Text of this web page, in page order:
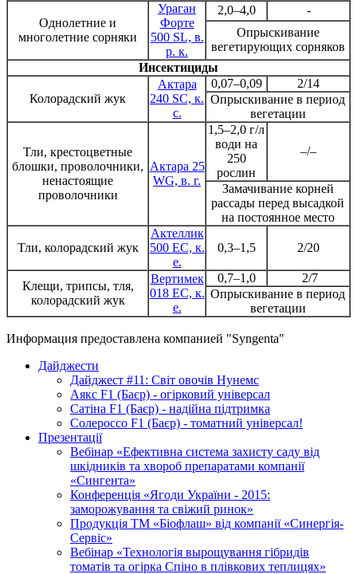
Однолетние и
многолетние сорняки
Ураган
Форте
500 SL, в.
р. к.
2,0–4,0
-
Опрыскивание
вегетирующих сорняков
Инсектициды
Колорадский жук
Актара
240 SC, к.
с.
0,07–0,09
2/14
Опрыскивание в период
вегетации
Тли, крестоцветные
блошки, проволочники,
ненастоящие
проволочники
Актара 25
WG, в. г.
1,5–2,0 г/л
води на
250
рослин
–/–
Замачивание корней
рассады перед высадкой
на постоянное место
Тли, колорадский жук
Актеллик
500 ЕС, к.
е.
0,3–1,5 2/20
Клещи, трипсы, тля,
колорадский жук
Вертимек
018 EC, к.
е.
0,7–1,0
2/7
Опрыскивание в период
вегетации
Информация предоставлена компанией "Syngenta"
Дайджести
Дайджест #11: Світ овочів Нунемс
Аякс F1 (Баєр) - огірковий універсал
Сатіна F1 (Баєр) - надійна підтримка
Солероссо F1 (Баєр) - томатний універсал!
Презентації
Вебінар «Ефективна система захисту саду від
шкідників та хвороб препаратами компанії
«Сингента»
Конференція «Ягоди України - 2015:
заморожування та свіжий ринок»
Продукція ТМ «Біофлаш» від компанії «Синергія-
Сервіс»
Вебінар «Технологія вырощування гібридів
томатів та огірка Спіно в плівкових теплицях»